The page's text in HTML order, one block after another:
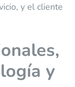
y el cliente
y